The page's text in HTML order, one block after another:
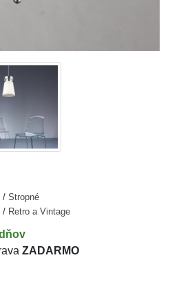
/ Stropné
/ Retro a Vintage
ZADARMO